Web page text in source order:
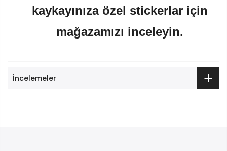
kaykayınıza özel stickerlar için
mağazamızı inceleyin.
İncelemeler